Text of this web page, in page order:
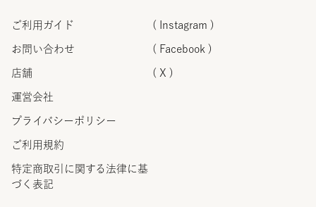
ご利用ガイド
お問い合わせ
店舗
運営会社
プライバシーポリシー
ご利用規約
特定商取引に関する法律に 基
づく表記
( Instagram )
( Facebook )
( X )